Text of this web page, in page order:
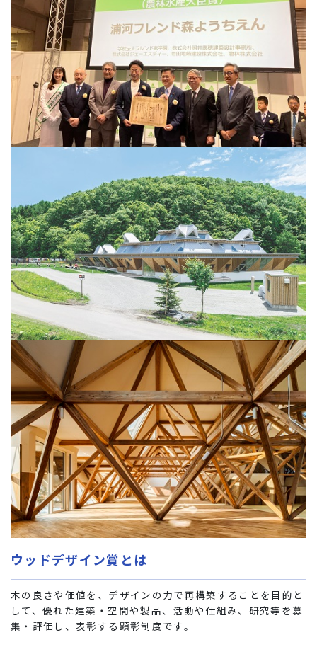
ウッドデザイン賞とは
木の良さや価値を、デザインの力で再構築することを目的と
して、優れた建築・空間や製品、活動や仕組み、研究等を募
集・評価し、表彰する顕彰制度です。